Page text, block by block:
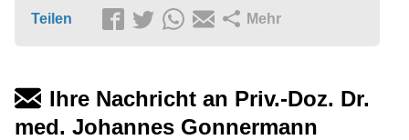
Teilen Mehr
Ihre Nachricht an Priv.-Doz. Dr.
med. Johannes Gonnermann